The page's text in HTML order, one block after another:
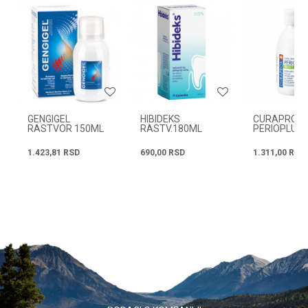
Radno vreme
Svakog radnog dana od
08h do 16h
Email
Poruka
GENGIGEL
RASTVOR 150ML
1.423,81 RSD
HIBIDEKS
RASTV.180ML
690,00 RSD
CURAPROX
PERIOPLUS
1.311,00 RSD